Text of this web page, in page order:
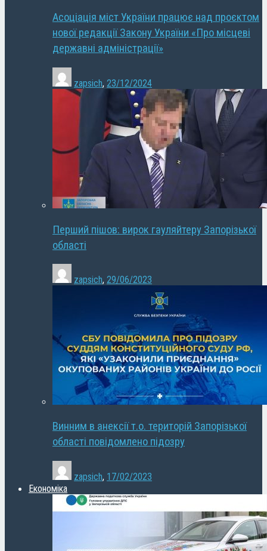
Асоціація міст України працює над проєктом
нової редакції Закону України «Про місцеві
державні адміністрації»
zapsich, 23/12/2024
Перший пішов: вирок гауляйтеру Запорізької
області
zapsich, 29/06/2023
Винним в анексії т.о. територій Запорізької
області повідомлено підозру
zapsich, 17/02/2023
Економіка